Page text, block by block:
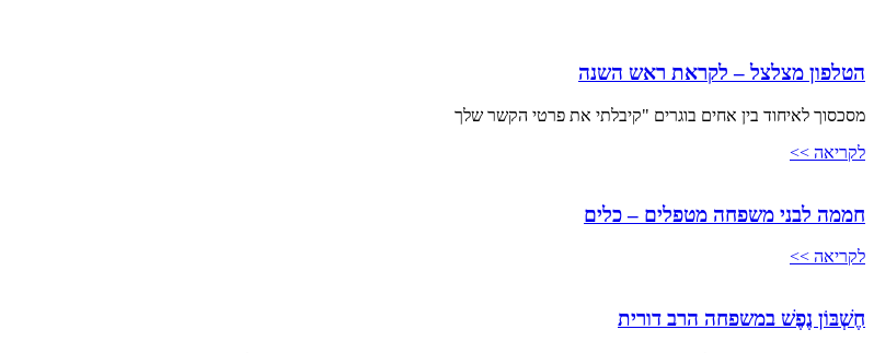
הטלפון מצלצל – לקראת ראש השנה
מסכסוך לאיחוד בין אחים בוגרים "קיבלתי את פרטי הקשר שלך
לקריאה >>
חממה לבני משפחה מטפלים – כלים
לקריאה >>
חֶשְׁבּוֹן נֶפֶשׁ במשפחה הרב דורית